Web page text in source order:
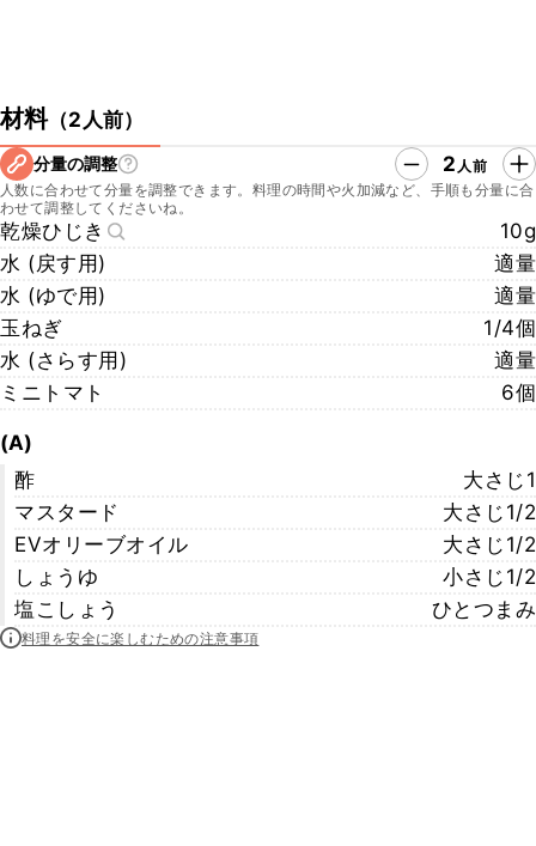
材料（2人前）
分量の調整 2 人前
人数に合わせて分量を調整できます。料理の時間や火加減など、手順も分量に合
わせて調整してくださいね。
乾燥ひじき
10g
水 (戻す用)
適量
水 (ゆで用)
適量
玉ねぎ
1/4個
水 (さらす用)
適量
ミニトマト
6個
(A)
酢
大さじ1
マスタード
大さじ1/2
EVオリーブオイル
大さじ1/2
しょうゆ
小さじ1/2
塩こしょう
ひとつまみ
料理を安全に楽しむための注意事項